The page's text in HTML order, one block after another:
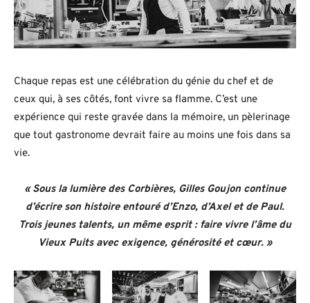
Chaque repas est une célébration du génie du chef et de
ceux qui, à ses côtés, font vivre sa flamme. C’est une
expérience qui reste gravée dans la mémoire, un pèlerinage
que tout gastronome devrait faire au moins une fois dans sa
vie.
« Sous la lumière des Corbières, Gilles Goujon continue
d’écrire son histoire entouré d’Enzo, d’Axel et de Paul.
Trois jeunes talents, un même esprit : faire vivre l’âme du
Vieux Puits avec exigence, générosité et cœur. »